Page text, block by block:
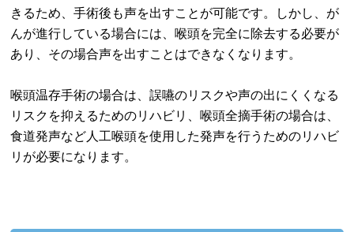
きるため、手術後も声を出すことが可能です。しかし、が
んが進行している場合には、喉頭を完全に除去する必要が
あり、その場合声を出すことはできなくなります。
喉頭温存手術の場合は、誤嚥のリスクや声の出にくくなる
リスクを抑えるためのリハビリ、喉頭全摘手術の場合は、
食道発声など人工喉頭を使用した発声を行うためのリハビ
リが必要になります。